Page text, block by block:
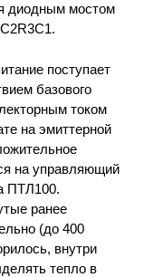
диодным мостом
поступает
базового
током
на эмиттерной
на управляющий
ПТЛ100.
ранее
(до 400
внутри
тепло в